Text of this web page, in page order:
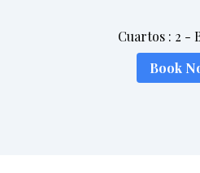
Cuartos : 2 -
Book